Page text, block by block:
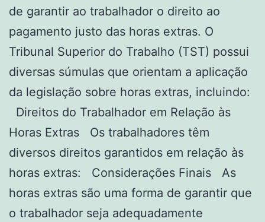
de garantir ao trabalhador o direito ao
pagamento justo das horas extras. O
Tribunal Superior do Trabalho (TST) possui
diversas súmulas que orientam a aplicação
da legislação sobre horas extras, incluindo:
Direitos do Trabalhador em Relação às
Horas Extras Os trabalhadores têm
diversos direitos garantidos em relação às
horas extras: Considerações Finais As
horas extras são uma forma de garantir que
o trabalhador seja adequadamente